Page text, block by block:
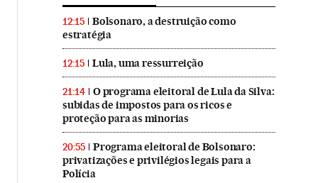
12:15
Bolsonaro, a destruição como
estratégia
12:15 Lula, uma ressurreição
21:14
O programa eleitoral de Lula da Silva:
subidas de impostos para os ricos e
proteção para as minorias
20:55
Programa eleitoral de Bolsonaro:
privatizações e privilégios legais para a
Polícia